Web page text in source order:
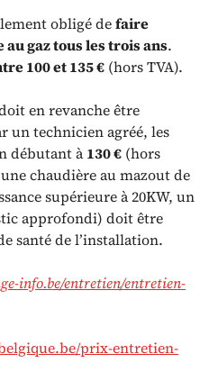
obligé defaire
gaz tous les trois ans.
100 et 135 € (hors TVA).
en revanche être
un technicien agréé, les
débutant à130 € (hors
chaudière au mazout de
supérieure à 20KW, un
approfondi) doit être
santé de l’installation.
info.be/entretien/entretien-
prix-entretien-